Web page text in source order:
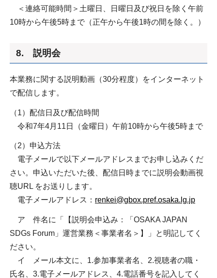
＜連絡可能時間＞土曜日、日曜日及び祝日を除く午前
10時から午後5時まで（正午から午後1時の間を除く。）
8. 説明会
本業務に関する説明動画（30分程度）をインターネット
で配信します。
（1）配信日及び配信時間
令和7年4月11日（金曜日）午前10時から午後5時まで
（2）申込方法
電子メールで以下メールアドレスまでお申し込みくだ
さい。申込いただいた後、配信日時までに説明会動画視
聴URL をお送りします。
電子メールアドレス： renkei@gbox.pref.osaka.lg.jp
ア 件名に「【説明会申込み：「OSAKA JAPAN
SDGs Forum」運営業務＜事業者名＞】」と明記してく
ださい。
イ メール本文に、1.参加事業者名、2.視聴者の職・
氏名、3.電子メールアドレス、4.電話番号を記入してく